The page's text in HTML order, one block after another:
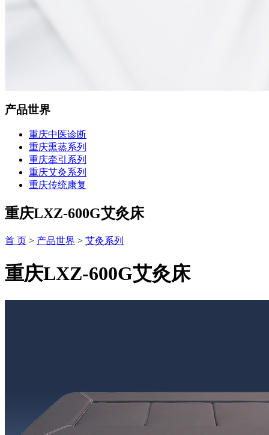
产品世界
重庆中医诊断
重庆熏蒸系列
重庆牵引系列
重庆艾灸系列
重庆传统康复
重庆LXZ-600G艾灸床
首 页 > 产品世界 > 艾灸系列
重庆LXZ-600G艾灸床